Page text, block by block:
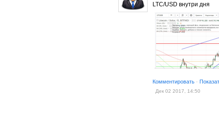
LTC/USD внутри дня
Комментировать ·
Дек 02 2017, 14:50